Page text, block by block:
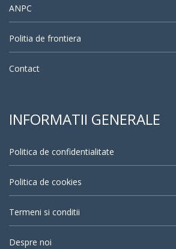
ANPC
Politia de frontiera
Contact
INFORMATII GENERALE
Politica de confidentialitate
Politica de cookies
Termeni si conditii
Despre noi